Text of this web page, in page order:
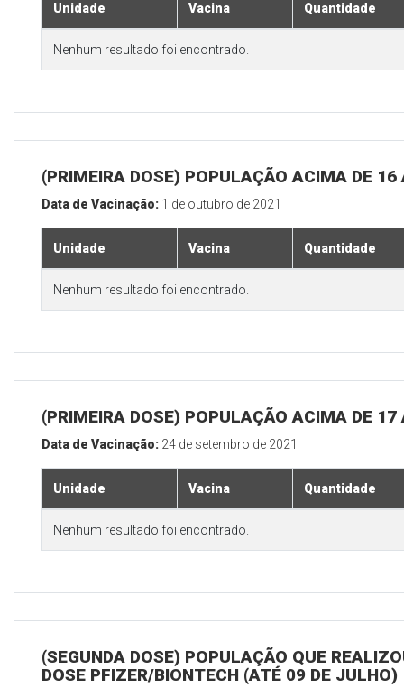
Unidade Vacina Quantidade
Nenhum resultado foi encontrado.
(PRIMEIRA DOSE) POPULAÇÃO ACIMA DE 16
Data de Vacinação: 1 de outubro de 2021
Unidade Vacina Quantidade
Nenhum resultado foi encontrado.
(PRIMEIRA DOSE) POPULAÇÃO ACIMA DE 17
Data de Vacinação: 24 de setembro de 2021
Unidade Vacina Quantidade
Nenhum resultado foi encontrado.
(SEGUNDA DOSE) POPULAÇÃO QUE
DOSE PFIZER/BIONTECH (ATÉ 09 DE JULHO)